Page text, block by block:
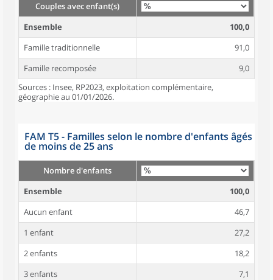
Couples avec enfant(s)
Ensemble
100,0
Famille traditionnelle
91,0
Famille recomposée
9,0
Sources : Insee, RP2023, exploitation complémentaire,
géographie au 01/01/2026.
FAM T5 - Familles selon le nombre d'enfants âgés
de moins de 25 ans
Nombre d'enfants
Ensemble
100,0
Aucun enfant
46,7
1 enfant
27,2
2 enfants
18,2
3 enfants
7,1